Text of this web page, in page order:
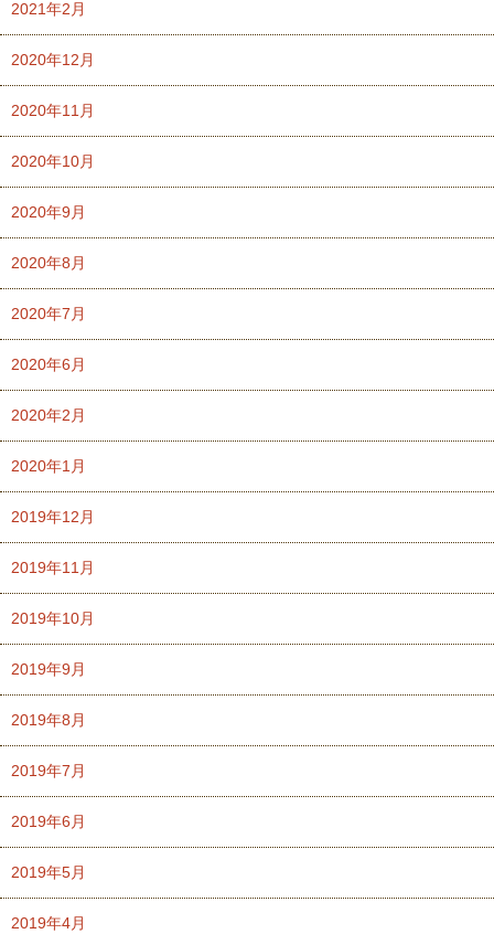
2021年2月
2020年12月
2020年11月
2020年10月
2020年9月
2020年8月
2020年7月
2020年6月
2020年2月
2020年1月
2019年12月
2019年11月
2019年10月
2019年9月
2019年8月
2019年7月
2019年6月
2019年5月
2019年4月